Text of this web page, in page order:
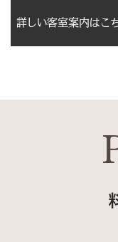
詳しい客室案内はこ